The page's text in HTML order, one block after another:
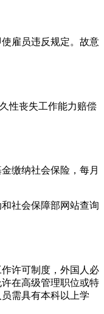
雇员违反规定。故意
性丧失工作能力赔偿
缴纳社会保险，每月
社会保障部网站查询
许可制度，外国人必
在高级管理职位或特
需具有本科以上学